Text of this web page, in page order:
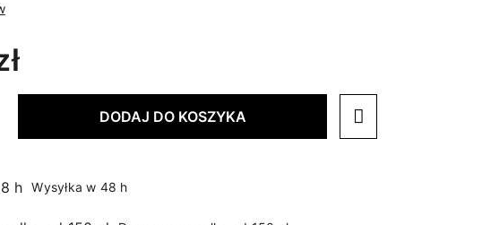
DODAJ DO KOSZYKA
Wysyłka w 48 h